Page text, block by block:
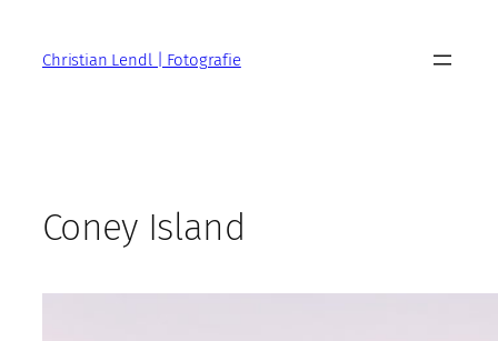
springenChristian Lendl | Fotografie
Coney Island